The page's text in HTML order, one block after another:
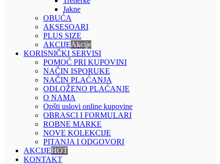
Jakne
OBUĆA
AKSESOARI
PLUS SIZE
AKCIJEAkcije
KORISNIČKI SERVISI
POMOĆ PRI KUPOVINI
NAČIN ISPORUKE
NAČIN PLAĆANJA
ODLOŽENO PLAĆANJE
O NAMA
Opšti uslovi online kupovine
OBRASCI I FORMULARI
ROBNE MARKE
NOVE KOLEKCIJE
PITANJA I ODGOVORI
AKCIJEHOT
KONTAKT